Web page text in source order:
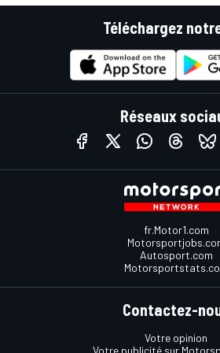
Téléchargez
Réseaux
fr.Motor1.com
Autosport.com
Contactez-
Votre opinion
Votre publicité sur